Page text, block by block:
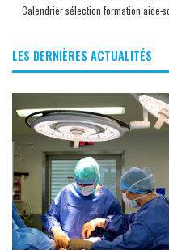
Calendrier sélection formation aide-
LES DERNIÈRES ACTUALITÉS